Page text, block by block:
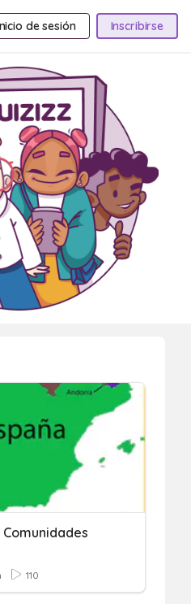
de sesión Inscribirse
Comunidades
110